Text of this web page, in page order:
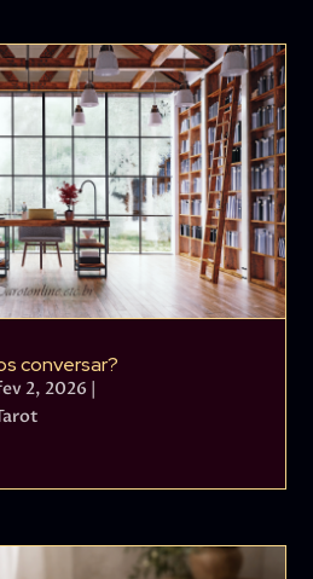
conversar?
2, 2026 |